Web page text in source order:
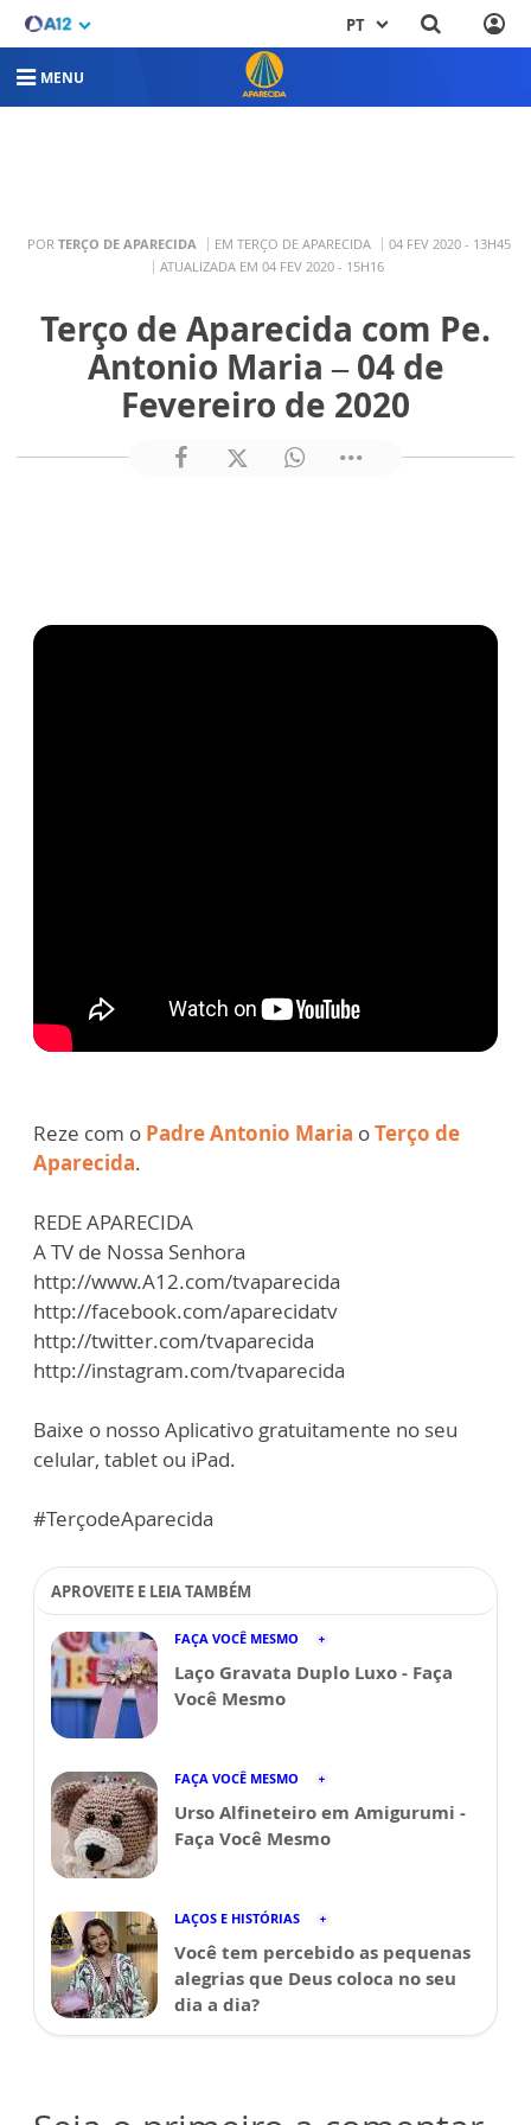
PT
MENU
POR TERÇO DE APARECIDA EM TERÇO DE APARECIDA
04 FEV 2020 - 13H45
ATUALIZADA EM 04 FEV 2020 - 15H16
Terço de Aparecida com Pe.
Antonio Maria – 04 de
Fevereiro de 2020
Reze com o Padre Antonio Maria oTerço de
Aparecida.
REDE APARECIDA
A TV de Nossa Senhora
http://www.A12.com/tvaparecida
http://facebook.com/aparecidatv
http://twitter.com/tvaparecida
http://instagram.com/tvaparecida
Baixe o nosso Aplicativo gratuitamente no seu
celular, tablet ou iPad.
#TerçodeAparecida
APROVEITE E LEIA TAMBÉM
FAÇA VOCÊ MESMO
Laço Gravata Duplo Luxo - Faça
Você Mesmo
FAÇA VOCÊ MESMO
Urso Alfineteiro em Amigurumi -
Faça Você Mesmo
LAÇOS E HISTÓRIAS
Você tem percebido as pequenas
alegrias que Deus coloca no seu
dia a dia?